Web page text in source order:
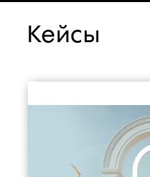
Кейсы